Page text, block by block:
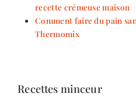
recette crémeuse maison
Comment faire du pain
Thermomix
Recettes minceur